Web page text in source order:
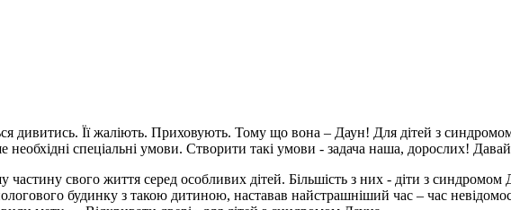
дивитись. Її жаліють. Приховують. Тому що вона – Даун! Для дітей з
спеціальні умови. Створити такі умови - задача наша, дорослих!
свого життя серед особливих дітей. Більшість з них - діти з
будинку з такою дитиною, наставав найстрашніший час – час